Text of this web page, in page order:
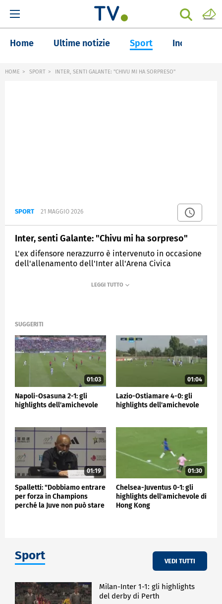
Home Ultime notizie Sport Inchieste
HOME SPORT INTER, SENTI GALANTE: "CHIVU MI HA SORPRESO"
SPORT 21 MAGGIO 2026
Inter, senti Galante: "Chivu mi ha sorpreso"
L'ex difensore nerazzurro è intervenuto in occasione
dell'allenamento dell'Inter all'Arena Civica
SPORTMEDIASET
SUGGERITI
01:03
Napoli-Osasuna 2-1: gli
highlights dell'amichevole
01:04
Lazio-Ostiamare 4-0: gli
highlights dell'amichevole
01:19
Spalletti: "Dobbiamo entrare
per forza in Champions
perché la Juve non può stare
01:30
Chelsea-Juventus 0-1: gli
highlights dell'amichevole di
Hong Kong
Sport VEDI TUTTI
Milan-Inter 1-1: gli highlights
del derby di Perth